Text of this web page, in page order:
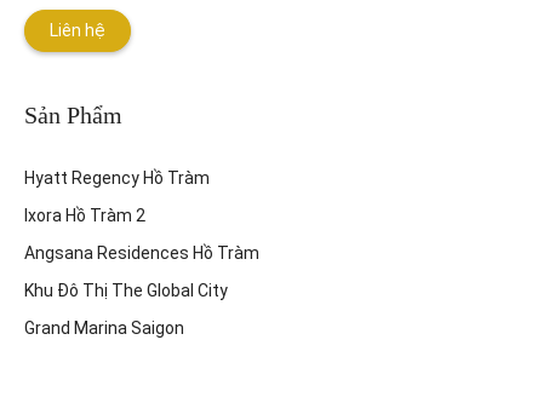
Liên hệ
Sản Phẩm
Hyatt Regency Hồ Tràm
Ixora Hồ Tràm 2
Angsana Residences Hồ Tràm
Khu Đô Thị The Global City
Grand Marina Saigon